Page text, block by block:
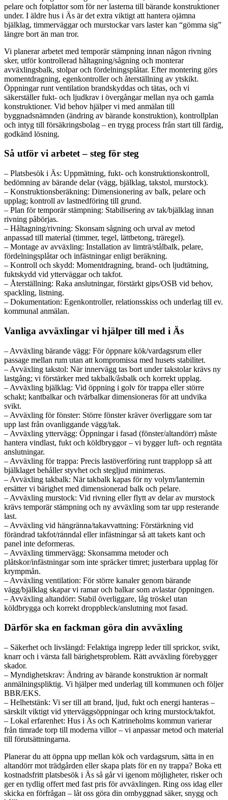
pelare och fotplattor som för ner lasterna till bärande konstruktioner
under. I äldre hus i Äs är det extra viktigt att hantera ojämna
bjälklag, timmerväggar och murstockar vars laster kan “gömma sig”
längre bort än man tror.
Vi planerar arbetet med temporär stämpning innan någon rivning
sker, utför kontrollerad håltagning/sågning och monterar
avväxlingsbalk, stolpar och fördelningsplåtar. Efter montering görs
momentdragning, egenkontroller och återställning av ytskikt.
Öppningar runt ventilation brandskyddas och tätas, och vi
säkerställer fukt- och ljudkrav i övergångar mellan nya och gamla
konstruktioner. Vid behov hjälper vi med anmälan till
byggnadsnämnden (ändring av bärande konstruktion), kontrollplan
och intyg till försäkringsbolag – en trygg process från start till färdig,
godkänd lösning.
Så utför vi arbetet – steg för steg
– Platsbesök i Äs: Uppmätning, fukt- och konstruktionskontroll,
bedömning av bärande delar (vägg, bjälklag, takstol, murstock).
– Konstruktionsberäkning: Dimensionering av balk, pelare och
upplag; kontroll av lastnedföring till grund.
– Plan för temporär stämpning: Stabilisering av tak/bjälklag innan
rivning påbörjas.
– Håltagning/rivning: Skonsam sågning och urval av metod
anpassad till material (timmer, tegel, lättbetong, träregel).
– Montage av avväxling: Installation av limträ/stålbalk, pelare,
fördelningsplåtar och infästningar enligt beräkning.
– Kontroll och skydd: Momentdragning, brand- och ljudtätning,
fuktskydd vid ytterväggar och takfot.
– Återställning: Raka anslutningar, förstärkt gips/OSB vid behov,
spackling, listning.
– Dokumentation: Egenkontroller, relationsskiss och underlag till ev.
kommunal anmälan.
Vanliga avväxlingar vi hjälper till med i Äs
– Avväxling bärande vägg: För öppnare kök/vardagsrum eller
passage mellan rum utan att kompromissa med husets stabilitet.
– Avväxling takstol: När innervägg tas bort under takstolar krävs ny
lastgång; vi förstärker med takbalk/åsbalk och korrekt upplag.
– Avväxling bjälklag: Vid öppning i golv för trappa eller större
schakt; kantbalkar och tvärbalkar dimensioneras för att undvika
svikt.
– Avväxling för fönster: Större fönster kräver överliggare som tar
upp last från ovanliggande vägg/tak.
– Avväxling yttervägg: Öppningar i fasad (fönster/altandörr) måste
hantera vindlast, fukt och köldbryggor – vi bygger luft- och regntäta
anslutningar.
– Avväxling för trappa: Precis lastöverföring runt trapplopp så att
bjälklaget behåller styvhet och stegljud minimeras.
– Avväxling takbalk: När takbalk kapas för ny volym/lanternin
ersätter vi bärighet med dimensionerad balk och pelare.
– Avväxling murstock: Vid rivning eller flytt av delar av murstock
krävs temporär stämpning och ny avväxling som tar upp resterande
last.
– Avväxling vid hängränna/takavvattning: Förstärkning vid
förändrad takfot/ränndal eller infästningar så att takets kant och
panel inte deformeras.
– Avväxling timmervägg: Skonsamma metoder och
plåtskor/infästningar som inte spräcker timret; justerbara upplag för
krympmån.
– Avväxling ventilation: För större kanaler genom bärande
vägg/bjälklag skapar vi ramar och balkar som avlastar öppningen.
– Avväxling altandörr: Stabil överliggare, låg tröskel utan
köldbrygga och korrekt droppbleck/anslutning mot fasad.
Därför ska en fackman göra din avväxling
– Säkerhet och livslängd: Felaktiga ingrepp leder till sprickor, svikt,
knarr och i värsta fall bärighetsproblem. Rätt avväxling förebygger
skador.
– Myndighetskrav: Ändring av bärande konstruktion är normalt
anmälningspliktig. Vi hjälper med underlag till kommunen och följer
BBR/EKS.
– Helhetstänk: Vi ser till att brand, ljud, fukt och energi hanteras –
särskilt viktigt vid ytterväggsöppningar och kring murstock/takfot.
– Lokal erfarenhet: Hus i Äs och Katrineholms kommun varierar
från timrade torp till moderna villor – vi anpassar metod och material
till förutsättningarna.
Planerar du att öppna upp mellan kök och vardagsrum, sätta in en
altandörr mot trädgården eller skapa plats för en ny trappa? Boka ett
kostnadsfritt platsbesök i Äs så går vi igenom möjligheter, risker och
ger en tydlig offert med fast pris för avväxlingen. Ring oss idag eller
skicka en förfrågan – låt oss göra din ombyggnad säker, snygg och